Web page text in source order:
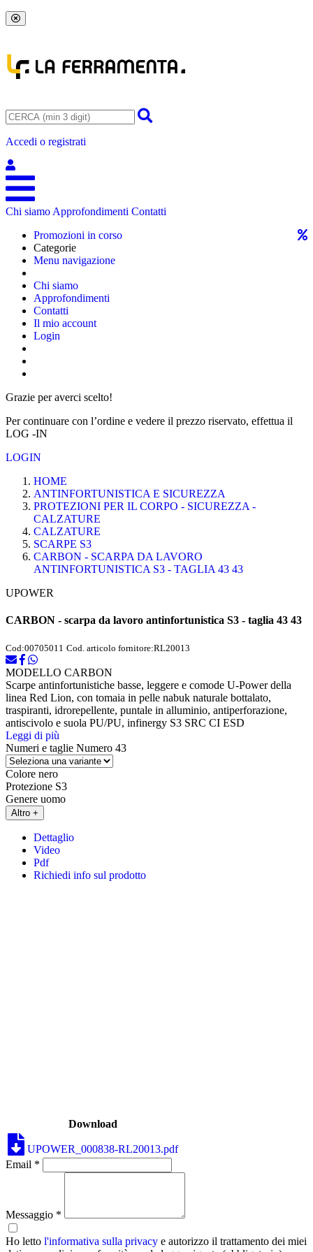
Accedi o registrati
Chi siamo Approfondimenti Contatti
Promozioni in corso
Categorie
Menu navigazione
Chi siamo
Approfondimenti
Contatti
Il mio account
Login
Grazie per averci scelto!
Per continuare con l’ordine e vedere il prezzo riservato, effettua il
LOG -IN
LOGIN
HOME
ANTINFORTUNISTICA E SICUREZZA
PROTEZIONI PER IL CORPO - SICUREZZA -
CALZATURE
CALZATURE
SCARPE S3
CARBON - SCARPA DA LAVORO
ANTINFORTUNISTICA S3 - TAGLIA 43 43
UPOWER
CARBON - scarpa da lavoro antinfortunistica S3 - taglia 43 43
Cod:00705011 Cod. articolo fornitore:RL20013
MODELLO CARBON
Scarpe antinfortunistiche basse, leggere e comode U-Power della
linea Red Lion, con tomaia in pelle nabuk naturale bottalato,
traspiranti, idrorepellente, puntale in alluminio, antiperforazione,
antiscivolo e suola PU/PU, infinergy S3 SRC CI ESD
Leggi di più
Numeri e taglie Numero 43
Colore nero
Protezione S3
Genere uomo
Altro +
Dettaglio
Video
Pdf
Richiedi info sul prodotto
Download
UPOWER_000838-RL20013.pdf
Email *
Messaggio *
Ho letto l'informativa sulla privacy e autorizzo il trattamento dei miei